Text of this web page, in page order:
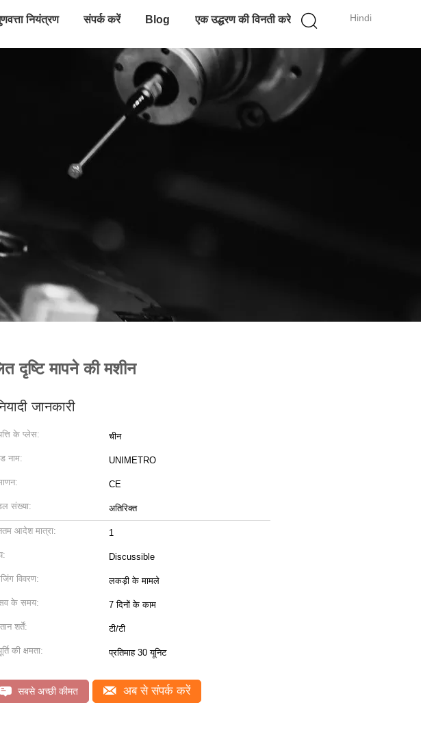
Hindi
नियंत्रण संपर्क करें Blog एक उद्धरण की विनती करे
दृष्टि मापने की मशीन
जानकारी
के प्लेस: चीन
नाम: UNIMETRO
CE
संख्या: अतिरिक्त
आदेश मात्रा: 1
Discussible
विवरण: लकड़ी के मामले
के समय: 7 दिनों के काम
शर्तें: टी/टी
की क्षमता: प्रतिमाह 30 यूनिट
सबसे अच्छी कीमत अब से संपर्क करें